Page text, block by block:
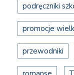
podręczniki
promocje
przewodniki